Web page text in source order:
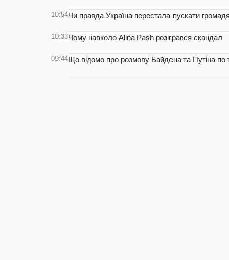
10:54Чи правда Україна перестала пускати
10:33Чому навколо Alina Pash розігрався скандал
09:44Що відомо про розмову Байдена та Путіна по